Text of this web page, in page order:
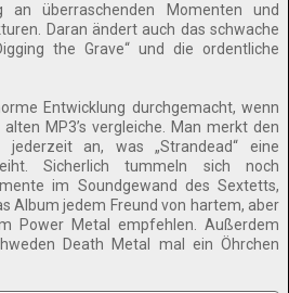
überraschenden Momenten und
Daran ändert auch das schwache
the Grave“ und die ordentliche
Entwicklung durchgemacht, wenn
MP3’s vergleiche. Man merkt den
jederzeit an, was „Strandead“ eine
Sicherlich tummeln sich noch
im Soundgewand des Sextetts,
Album jedem Freund von hartem, aber
Power Metal empfehlen. Außerdem
Death Metal mal ein Öhrchen